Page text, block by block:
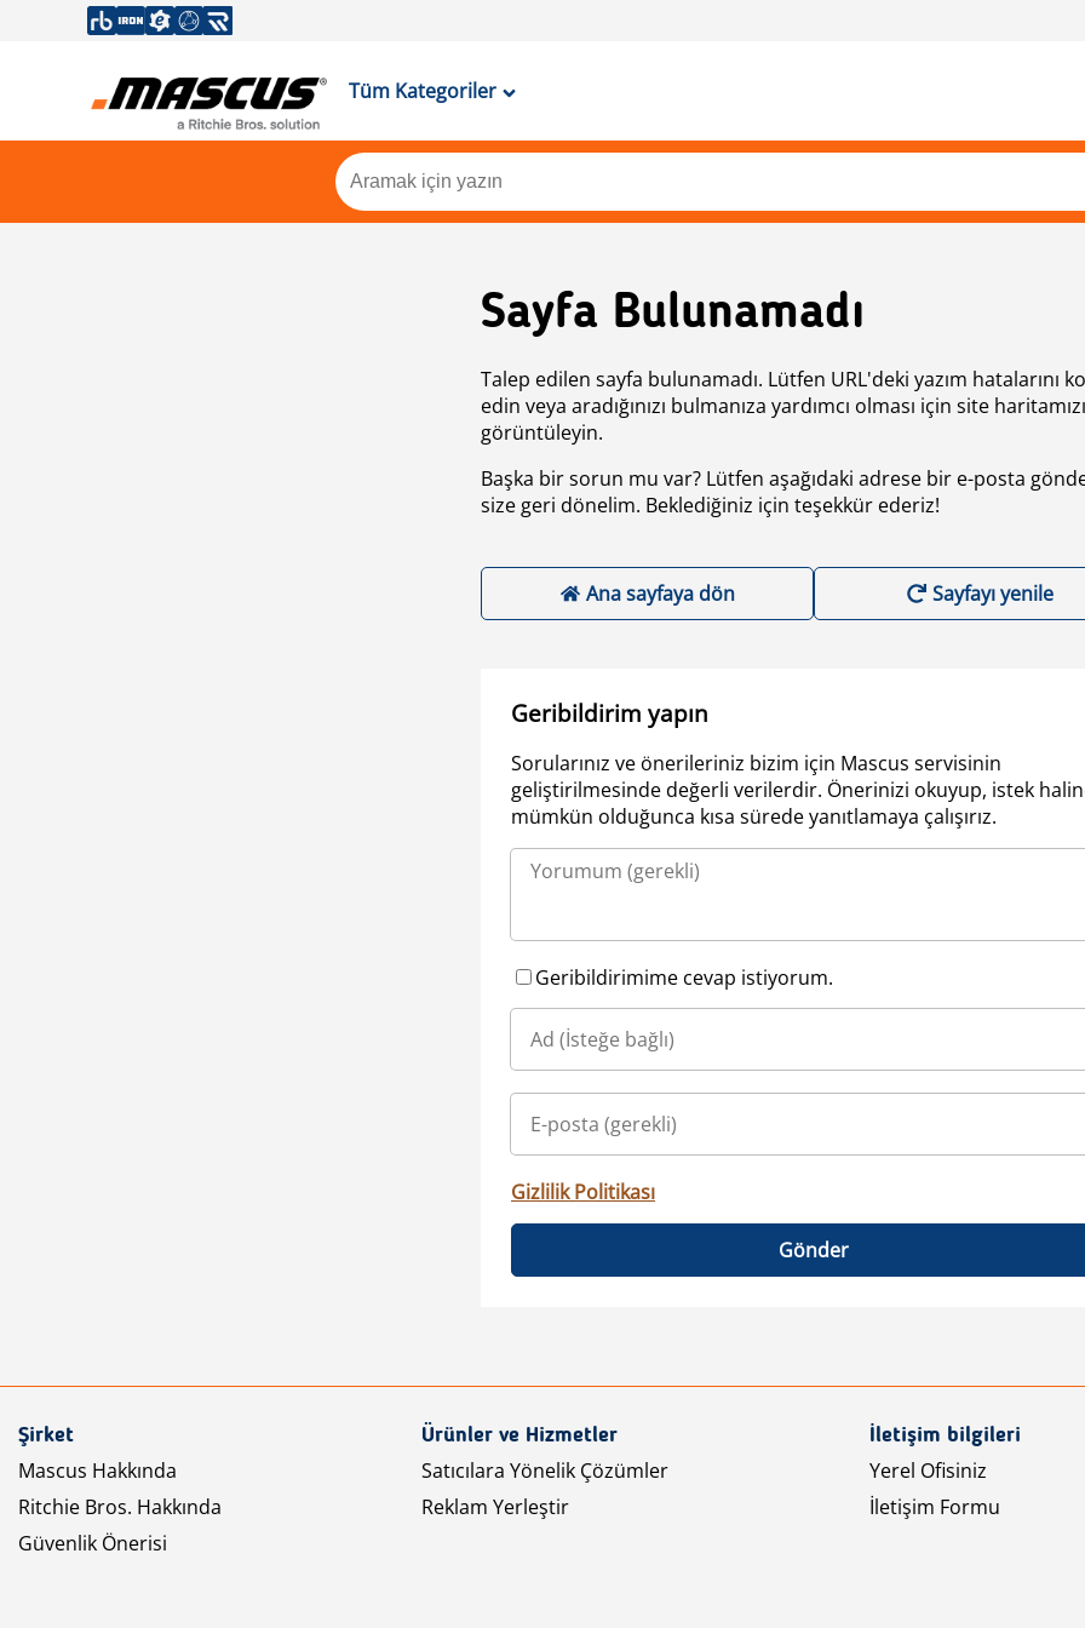
Tüm Kategoriler
Sayfa Bulunamadı
Talep edilen sayfa bulunamadı. Lütfen URL'deki yazım hatalarını
edin veya aradığınızı bulmanıza yardımcı olması için site haritamızı
görüntüleyin.
Başka bir sorun mu var? Lütfen aşağıdaki adrese bir e-posta
size geri dönelim. Beklediğiniz için teşekkür ederiz!
Ana sayfaya dön Sayfayı yenile
Geribildirim yapın
Sorularınız ve önerileriniz bizim için Mascus servisinin
geliştirilmesinde değerli verilerdir. Önerinizi okuyup, istek
mümkün olduğunca kısa sürede yanıtlamaya çalışırız.
Geribildirimime cevap istiyorum.
Gizlilik Politikası
Gönder
Şirket
Mascus Hakkında
Ritchie Bros. Hakkında
Güvenlik Önerisi
Ürünler ve Hizmetler
Satıcılara Yönelik Çözümler
Reklam Yerleştir
İletişim bilgileri
Yerel Ofisiniz
İletişim Formu